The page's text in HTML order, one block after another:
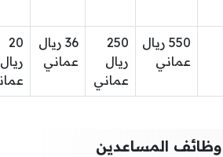
550 ريال
عماني
250
ريال
عماني
36 ريال
عماني
20
ريال
المساعدين